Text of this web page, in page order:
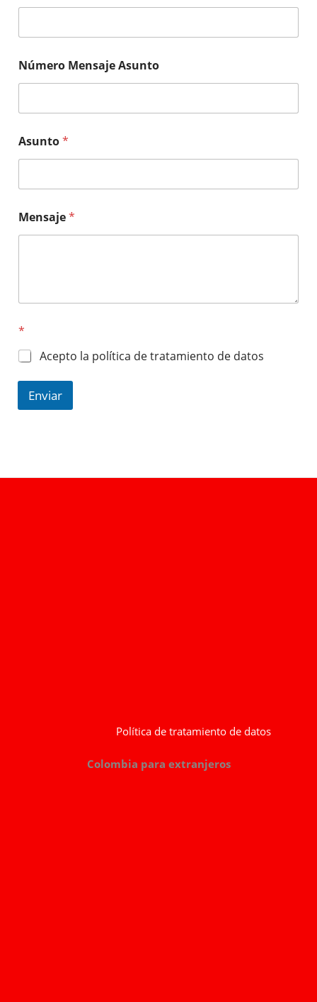
Número Mensaje Asunto
Asunto*
Mensaje*
*
Acepto la política de tratamiento de datos
Enviar
Política de tratamiento de datos
Colombia para extranjeros